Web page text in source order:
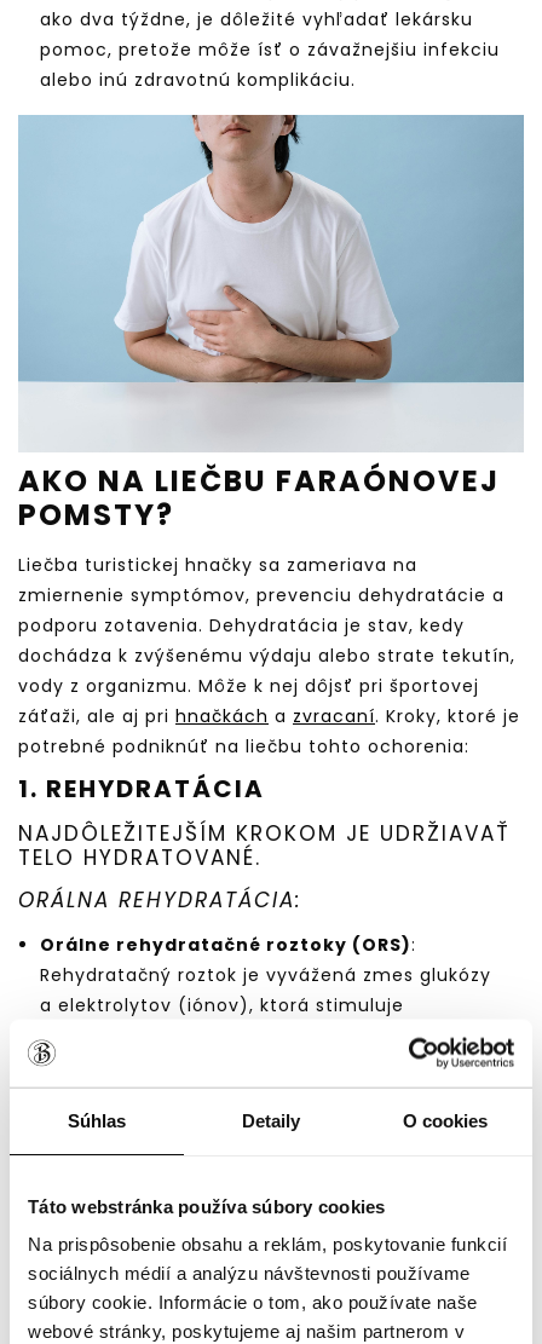
Súhlas Detaily O cookies
Táto webstránka používa súbory cookies
Na prispôsobenie obsahu a reklám, poskytovanie funkcií
sociálnych médií a analýzu návštevnosti používame
súbory cookie. Informácie o tom, ako používate naše
webové stránky, poskytujeme aj našim partnerom v
ako dva týždne, je dôležité vyhľadať lekársku
pomoc, pretože môže ísť o závažnejšiu infekciu
alebo inú zdravotnú komplikáciu.
AKO NA LIEČBU FARAÓNOVEJ
POMSTY?
Liečba turistickej hnačky sa zameriava na
zmiernenie symptómov, prevenciu dehydratácie a
podporu zotavenia. Dehydratácia je stav, kedy
dochádza k zvýšenému výdaju alebo strate tekutín,
vody z organizmu. Môže k nej dôjsť pri športovej
záťaži, ale aj pri hnačkách a zvracaní. Kroky, ktoré je
potrebné podniknúť na liečbu tohto ochorenia:
1. REHYDRATÁCIA
NAJDÔLEŽITEJŠÍM KROKOM JE UDRŽIAVAŤ
TELO HYDRATOVANÉ.
ORÁLNA REHYDRATÁCIA:
Orálne rehydratačné roztoky (ORS):
Rehydratačný roztok je vyvážená zmes glukózy
a elektrolytov (iónov), ktorá stimuluje
vstrebávanie tekutín, a tak pôsobí proti
dehydratácií organizmu a rozvoju metabolickej
acidózy. ORS obsahujú optimálny pomer solí a
cukrov na efektívne doplnenie stratených
elektrolytov. Sú dostupné v lekárňach a možno
práškov v čistej vode. Existujú aj špeciálne ORS
pre deti.
Domáci rehydratačný roztok: Ak nemáte
prístup k ORS, môžete zmiešať 1 liter prevarenej
vody, šťavu z pomaranča/citróna/grepu, 4